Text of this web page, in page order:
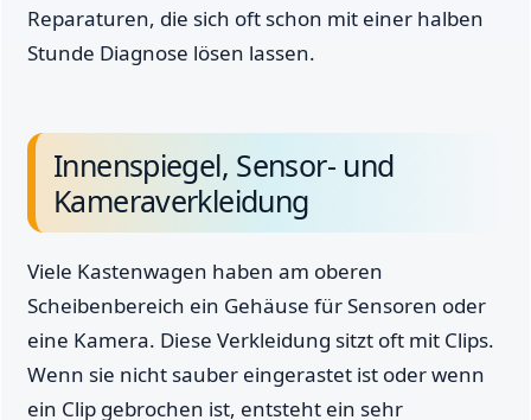
Reparaturen, die sich oft schon mit einer halben
Stunde Diagnose lösen lassen.
Innenspiegel, Sensor- und
Kameraverkleidung
Viele Kastenwagen haben am oberen
Scheibenbereich ein Gehäuse für Sensoren oder
eine Kamera. Diese Verkleidung sitzt oft mit Clips.
Wenn sie nicht sauber eingerastet ist oder wenn
ein Clip gebrochen ist, entsteht ein sehr